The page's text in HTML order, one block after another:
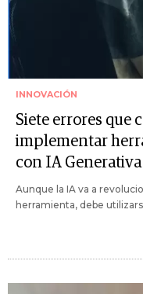
INNOVACIÓN
Siete errores que
implementar
con IA Generativa
Aunque la IA va a
herramienta, debe